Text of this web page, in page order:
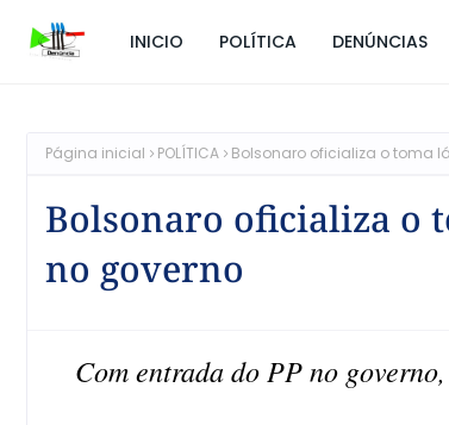
INICIO POLÍTICA DENÚNCIAS
Página inicial POLÍTICA Bolsonaro oficializa o toma
Bolsonaro oficializa o
no governo
Com entrada do PP no